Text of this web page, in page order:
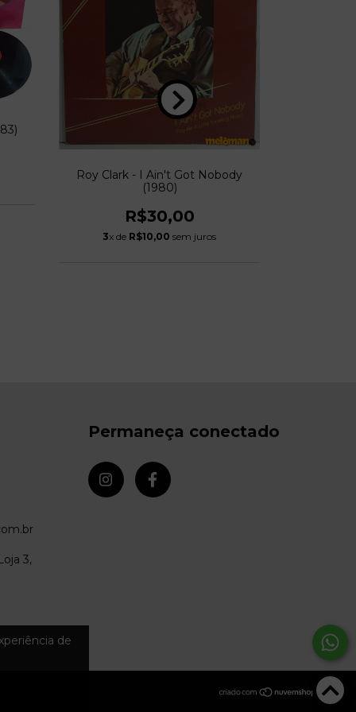
de
Roy Clark - I Ain't Got Nobody
(1980)
R$30,00
3x de R$10,00 sem juros
3,
Permaneça conectado